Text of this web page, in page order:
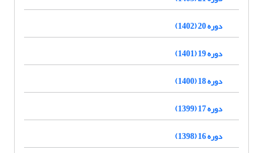
دوره 20 (1402)
دوره 19 (1401)
دوره 18 (1400)
دوره 17 (1399)
دوره 16 (1398)